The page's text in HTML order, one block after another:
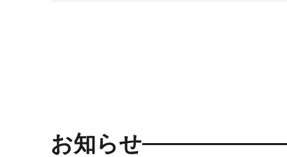
お知らせ